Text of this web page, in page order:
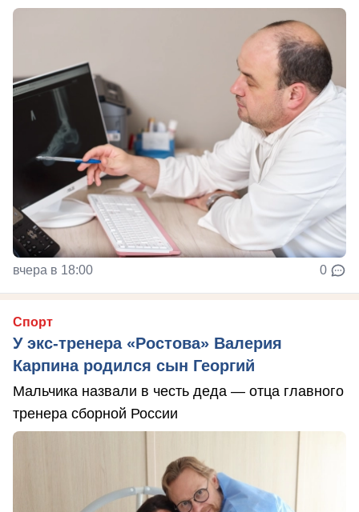
вчера в 18:00 0
Спорт
У экс-тренера «Ростова» Валерия
Карпина родился сын Георгий
Мальчика назвали в честь деда — отца главного
тренера сборной России